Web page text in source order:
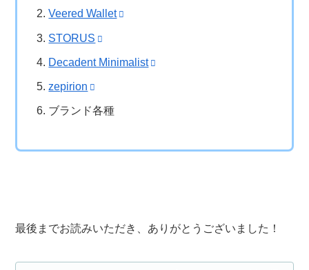
Veered Wallet
STORUS
Decadent Minimalist
zepirion
ブランド各種
最後までお読みいただき、ありがとうございました！